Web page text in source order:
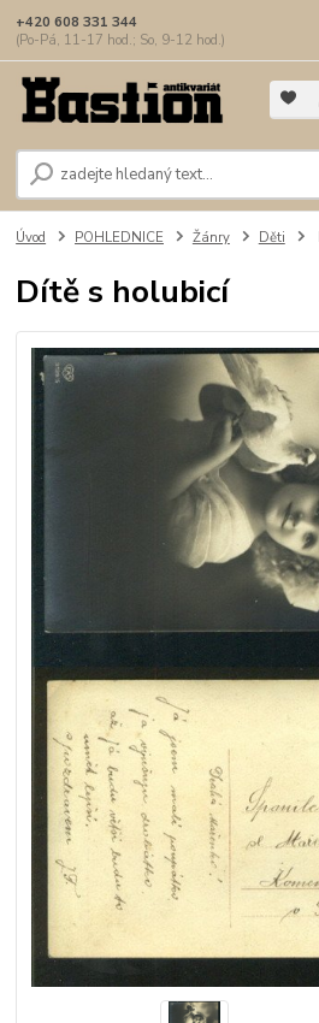
+420 608 331 344
(Po-Pá, 11-17 hod.; So, 9-12 hod.)
Úvod POHLEDNICE Žánry Děti
Dítě s holubicí